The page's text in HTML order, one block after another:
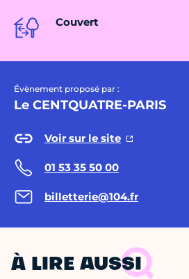
Couvert
Évènement proposé par :
Le CENTQUATRE-PARIS
Voir sur le site
01 53 35 50 00
billetterie@104.fr
À LIRE AUSSI